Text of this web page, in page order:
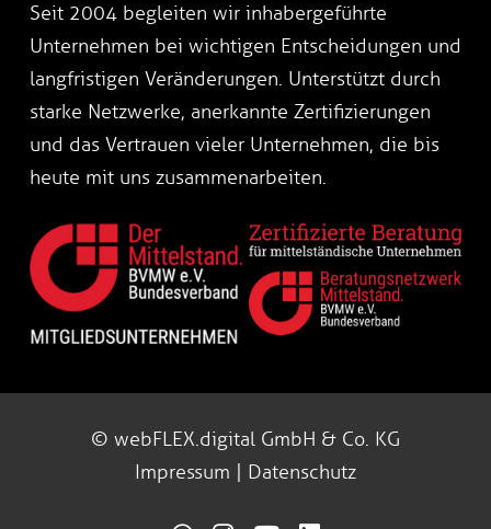
Seit 2004 begleiten wir inhabergeführte
Unternehmen bei wichtigen Entscheidungen und
langfristigen Veränderungen. Unterstützt durch
starke Netzwerke, anerkannte Zertifizierungen
und das Vertrauen vieler Unternehmen, die bis
heute mit uns zusammenarbeiten.
© webFLEX.digital GmbH & Co. KG
Impressum
Datenschutz